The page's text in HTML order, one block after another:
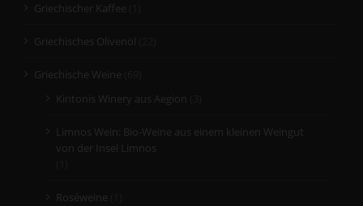
Griechischer Kaffee
Griechisches Olivenöl
Griechische Weine
Kintonis Winery aus Aegion
Limnos Wein: Bio-Weine aus einem kleinen Weingut
von der Insel Limnos
Roséweine